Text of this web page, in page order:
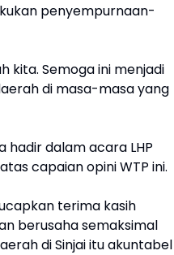
penyempurnaan-
kita. Semoga ini menjadi
di masa-masa yang
hadir dalam acara LHP
capaian opini WTP ini.
terima kasih
berusaha semaksimal
di Sinjai itu akuntabel